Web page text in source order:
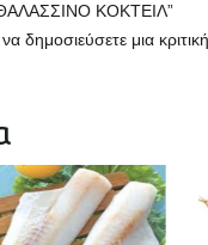
ΚΟΚΤΕΙΛ”
να δημοσιεύσετε μια